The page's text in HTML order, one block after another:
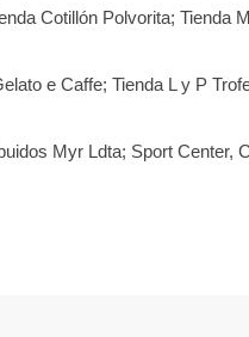
Cotillón Polvorita; Tienda
e Caffe; Tienda L y P
Myr Ldta; Sport Center,